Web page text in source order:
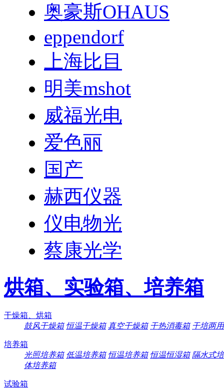
奥豪斯OHAUS
eppendorf
上海比目
明美mshot
威福光电
爱色丽
国产
赫西仪器
仪电物光
蔡康光学
烘箱、实验箱、培养箱
干燥箱、烘箱
鼓风干燥箱 恒温干燥箱 真空干燥箱 干热消毒箱 干培两
培养箱
光照培养箱 低温培养箱 恒温培养箱 恒温恒湿箱 隔水式
体培养箱
试验箱